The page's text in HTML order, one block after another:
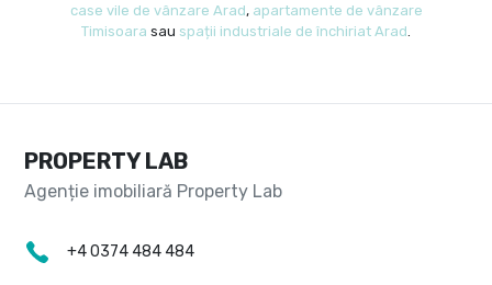
case vile de vânzare Arad, apartamente de vânzare
Timisoara sau spații industriale de închiriat Arad
PROPERTY LAB
+4 0374 484 484